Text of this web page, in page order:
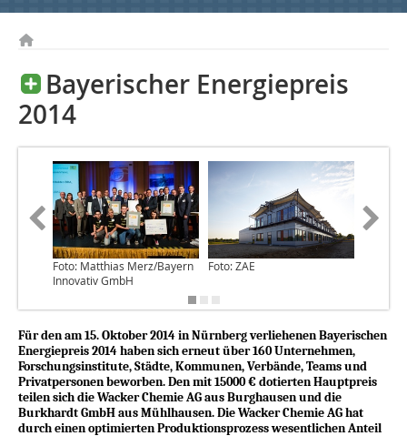
Bayerischer Energiepreis
2014
Foto: Matthias Merz/Bayern
Innovativ GmbH
Foto: ZAE
Für den am 15. Oktober 2014 in Nürnberg verliehenen Bayerischen
Energiepreis 2014 haben sich erneut über 160 Unternehmen,
Forschungsinstitute, Städte, Kommunen, Verbände, Teams und
Privatpersonen beworben. Den mit 15000 € dotierten Hauptpreis
teilen sich die Wacker Chemie AG aus Burghausen und die
Burkhardt GmbH aus Mühlhausen. Die Wacker Chemie AG hat
durch einen optimierten Produktionsprozess wesentlichen Anteil